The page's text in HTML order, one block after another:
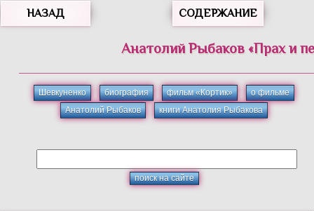
НАЗАД СОДЕРЖАНИЕ
Анатолий Рыбаков«Прах и
Шевкуненко биография фильм «Кортик»
о фильме
Анатолий Рыбаков
книги Анатолия Рыбакова